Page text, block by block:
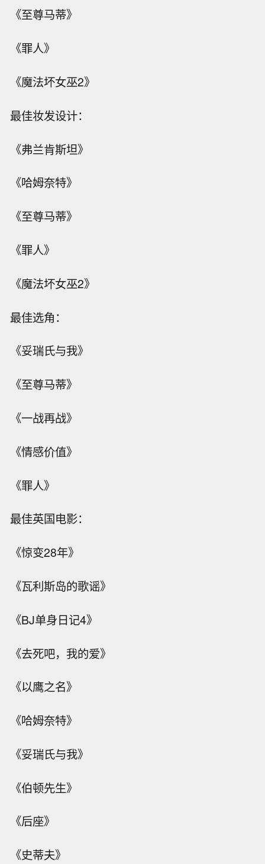
《至尊马蒂》
《罪人》
《魔法坏女巫2》
最佳妆发设计：
《弗兰肯斯坦》
《哈姆奈特》
《至尊马蒂》
《罪人》
《魔法坏女巫2》
最佳选角：
《妥瑞氏与我》
《至尊马蒂》
《一战再战》
《情感价值》
《罪人》
最佳英国电影：
《惊变28年》
《瓦利斯岛的歌谣》
《BJ单身日记4》
《去死吧，我的爱》
《以鹰之名》
《哈姆奈特》
《妥瑞氏与我》
《伯顿先生》
《后座》
《史蒂夫》